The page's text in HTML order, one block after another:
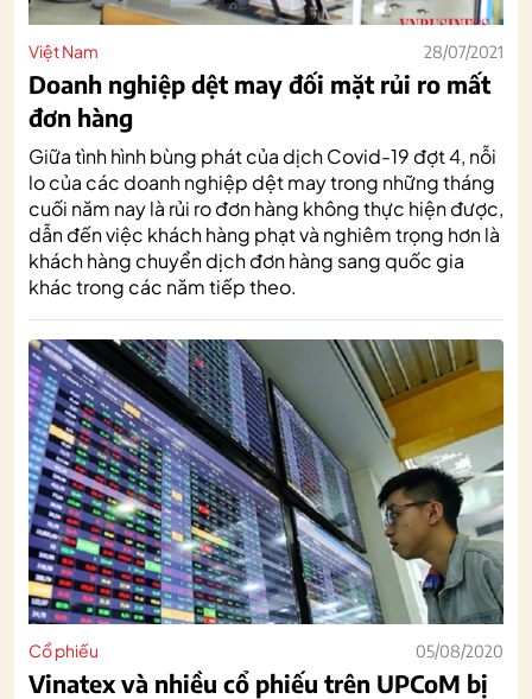
Việt Nam 28/07/2021
Doanh nghiệp dệt may đối mặt rủi ro mất
đơn hàng
Giữa tình hình bùng phát của dịch Covid-19 đợt 4, nỗi
lo của các doanh nghiệp dệt may trong những tháng
cuối năm nay là rủi ro đơn hàng không thực hiện được,
dẫn đến việc khách hàng phạt và nghiêm trọng hơn là
khách hàng chuyển dịch đơn hàng sang quốc gia
khác trong các năm tiếp theo.
Cổ phiếu 05/08/2020
Vinatex và nhiều cổ phiếu trên UPCoM bị